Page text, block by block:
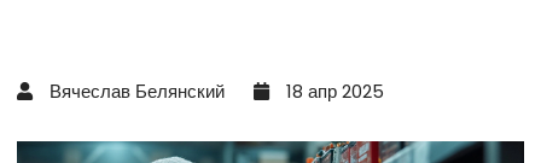
Вячеслав Белянский 18 апр 2025